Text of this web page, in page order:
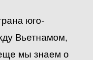
юго-
Вьетнамом,
мы знаем о